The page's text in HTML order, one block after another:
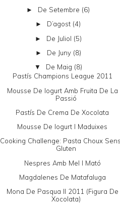
► De Setembre (6)
► D’agost (4)
► De Juliol (5)
► De Juny (8)
▼ De Maig (8)
Pastís Champions League 2011
Mousse De Iogurt Amb Fruita De La
Passió
Pastís De Crema De Xocolata
Mousse De Iogurt I Maduixes
Cooking Challenge: Pasta Choux
Gluten
Nespres Amb Mel I Mató
Magdalenes De Matafaluga
Mona De Pasqua II 2011 (figura De
Xocolata)